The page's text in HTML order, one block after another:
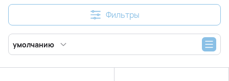
Фильтры
умолчанию